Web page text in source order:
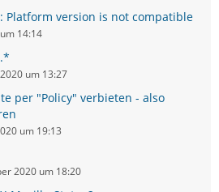
Platform version is not compatible
14:14
um 13:27
per "Policy" verbieten - also
um 19:13
2020 um 18:20